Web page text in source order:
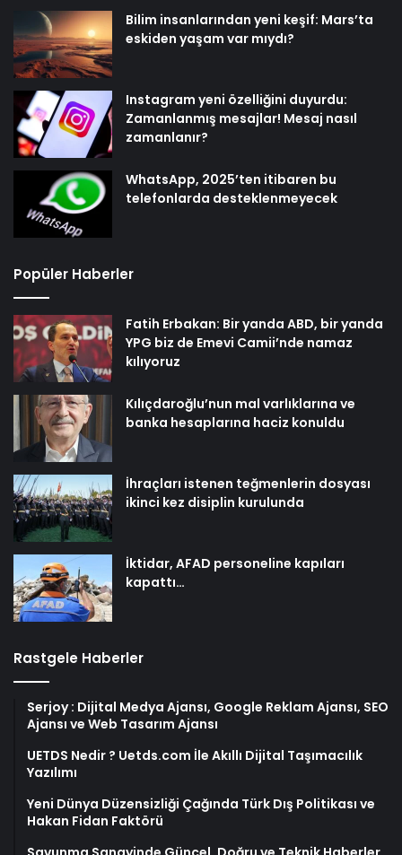
Bilim insanlarından yeni keşif: Mars’ta
eskiden yaşam var mıydı?
Instagram yeni özelliğini duyurdu:
Zamanlanmış mesajlar! Mesaj nasıl
zamanlanır?
WhatsApp, 2025’ten itibaren bu
telefonlarda desteklenmeyecek
Popüler Haberler
Fatih Erbakan: Bir yanda ABD, bir yanda
YPG biz de Emevi Camii’nde namaz
kılıyoruz
Kılıçdaroğlu’nun mal varlıklarına ve
banka hesaplarına haciz konuldu
İhraçları istenen teğmenlerin dosyası
ikinci kez disiplin kurulunda
İktidar, AFAD personeline kapıları
kapattı…
Rastgele Haberler
Serjoy : Dijital Medya Ajansı, Google Reklam Ajansı, SEO
Ajansı ve Web Tasarım Ajansı
UETDS Nedir ? Uetds.com İle Akıllı Dijital Taşımacılık
Yazılımı
Yeni Dünya Düzensizliği Çağında Türk Dış Politikası ve
Hakan Fidan Faktörü